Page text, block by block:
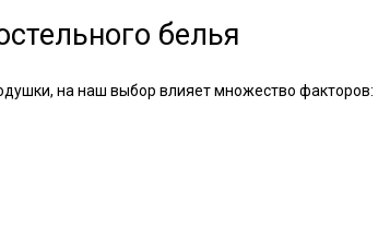
белья
на наш выбор влияет множество факторов: